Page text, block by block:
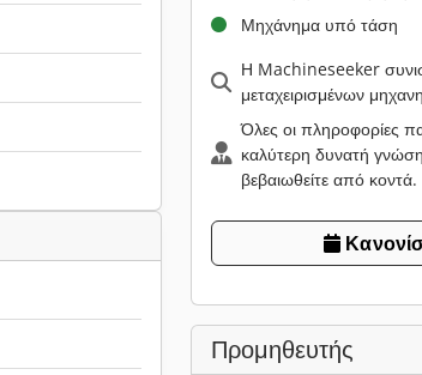
Μηχάνημα υπό τάση
Η Machineseeker
μεταχειρισμένων
Όλες οι πληροφορίες
καλύτερη δυνατή
βεβαιωθείτε από κοντά.
Προμηθευτής